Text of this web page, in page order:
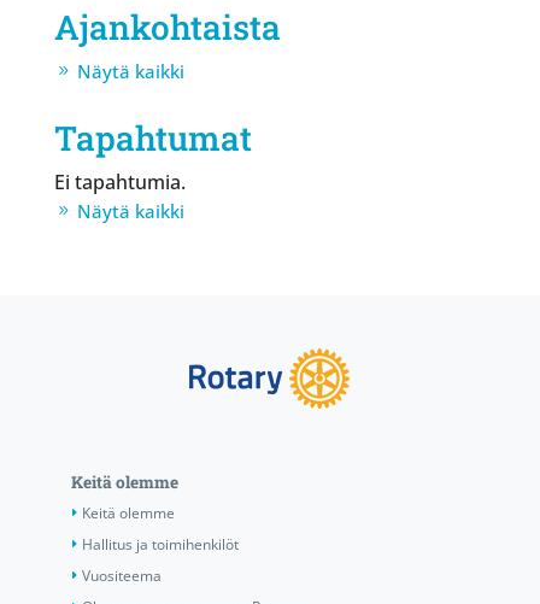
Ajankohtaista
Näytä kaikki
Tapahtumat
Ei tapahtumia.
Näytä kaikki
Keitä olemme
Keitä olemme
Hallitus ja toimihenkilöt
Vuositeema